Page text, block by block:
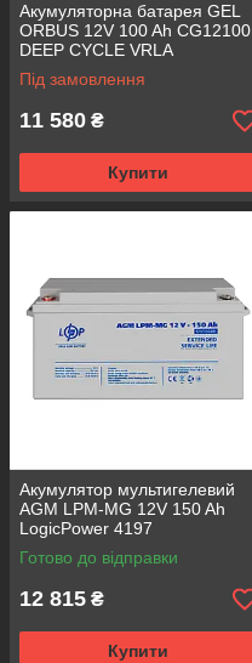
Акумуляторна батарея GEL
ORBUS 12V 100 Ah CG12100
DEEP CYCLE VRLA
Під замовлення
11 580 ₴
Купити
Акумулятор мультигелевий
AGM LPM-MG 12V 150 Ah
LogicPower 4197
Готово до відправки
12 815 ₴
Купити